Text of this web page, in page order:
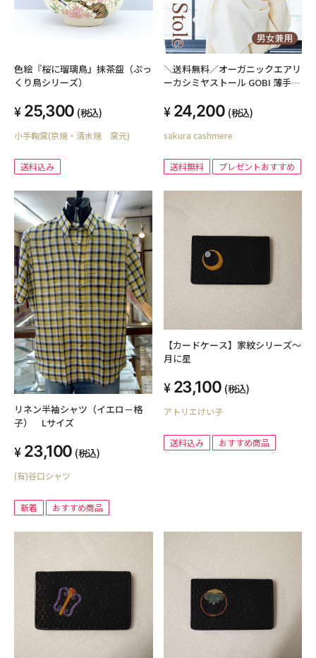
色絵『桜に瑠璃鳥』抹茶盌（ぷっ
くり鳥シリーズ）
25,300 (税込)
小手鞠窯(京焼・清水焼 窯元)
送料込み
＼送料無料／オーガニックエアリ
ーカシミヤストール GOBI 薄手
ディース メンズ 男女兼用 無地 カ
シミアストール 大判 ゴビ ギフト
ボックス無料 秋冬 防寒 羽織り ギ
24,200 (税込)
sakura cashmere
送料無料 プレゼントおすすめ
リネン半袖シャツ（イエロ－格
子） Lサイズ
23,100 (税込)
(有)谷口シャツ
新着 おすすめ商品
【カードケース】家紋シリーズ～
月に星
23,100 (税込)
アトリエけい子
送料込み おすすめ商品